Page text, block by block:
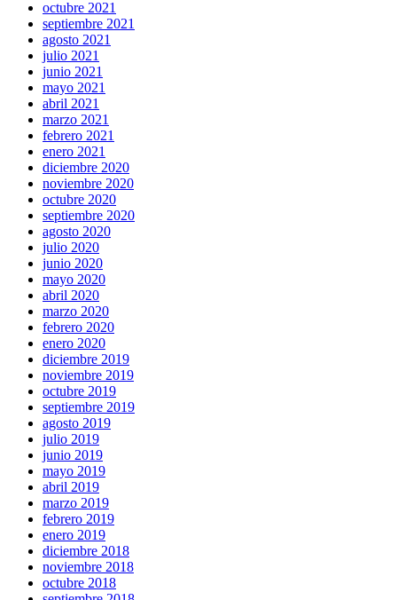
octubre 2021
septiembre 2021
agosto 2021
julio 2021
junio 2021
mayo 2021
abril 2021
marzo 2021
febrero 2021
enero 2021
diciembre 2020
noviembre 2020
octubre 2020
septiembre 2020
agosto 2020
julio 2020
junio 2020
mayo 2020
abril 2020
marzo 2020
febrero 2020
enero 2020
diciembre 2019
noviembre 2019
octubre 2019
septiembre 2019
agosto 2019
julio 2019
junio 2019
mayo 2019
abril 2019
marzo 2019
febrero 2019
enero 2019
diciembre 2018
noviembre 2018
octubre 2018